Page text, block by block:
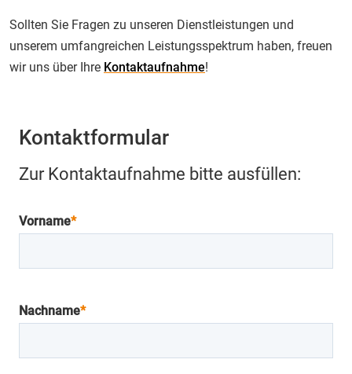
Sollten Sie Fragen zu unseren Dienstleistungen und
unserem umfangreichen Leistungsspektrum haben, freuen
wir uns über Ihre Kontaktaufnahme!
Kontaktformular
Zur Kontaktaufnahme bitte ausfüllen:
Vorname*
Nachname*